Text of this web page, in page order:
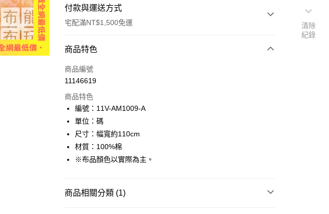
付款與運送方式
宅配滿NT$1,500免運
付款方式
信用卡一次付款
運送方式
宅配
每筆NT$150，滿NT$1,500(含以上)免運費
商品特色
商品編號
11146619
商品特色
編號：11V-AM1009-A
單位：碼
尺寸：幅寬約110cm
材質：100%棉
※布品顏色以實際為主。
商品相關分類 (1)
清除
紀錄